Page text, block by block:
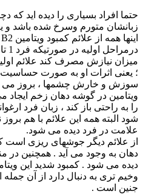
حتما افراد بسیاری را دیده اید که
زبانشان متورم وسرخ شده باشد و
اینها همه از علائم کمبود ویتامین B2 است .
میزان نیازش مصرف کند علائم
؛ یعنی اثرات او به صورت
سوزش و خارش چشمها ، بروز می
ویتامین در گوشه دهان زخم ایجاد
را به راحتی باز کند ، زبان فرد
شود البته همه این علائم با هم
علامت در فرد دیده می شود.
از علائم دیگر جوشهای ریزی است
دهان به وجود می آید . همچنین
دیده می شود . کمبود شدید این
وخیم تری به دنبال دارد از آن
جنین است .